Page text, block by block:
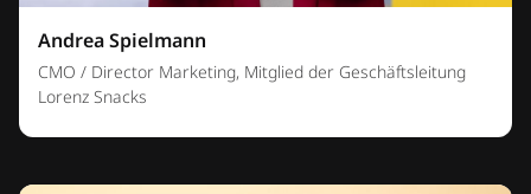
Andrea Spielmann
CMO / Director Marketing, Mitglied der Geschäftsleitung
Lorenz Snacks